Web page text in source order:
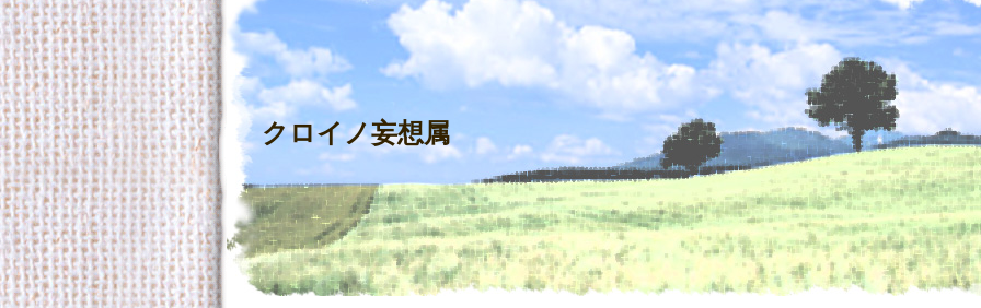
クロイノ妄想属